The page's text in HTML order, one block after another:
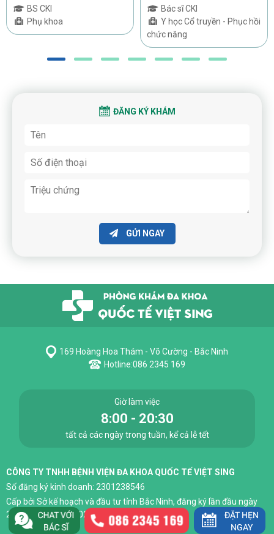
BS CKI
Phụ khoa
Bác sĩ CKI
Y học Cổ truyền - Phục hồi
chức năng
ĐĂNG KÝ KHÁM
GỬI NGAY
169 Hoàng Hoa Thám - Võ Cường - Bắc Ninh
Hotline:086 2345 169
Giờ làm việc
8:00 - 20:30
tất cả các ngày trong tuần, kể cả lễ tết
CÔNG TY TNHH BỆNH VIỆN ĐA KHOA QUỐC TẾ VIỆT SING
Số đăng ký kinh doanh: 2301238546
Cấp bởi Sở kế hoạch và đầu tư tỉnh Bắc Ninh, đăng ký lần đầu ngày
29 tháng 03 năm 2023